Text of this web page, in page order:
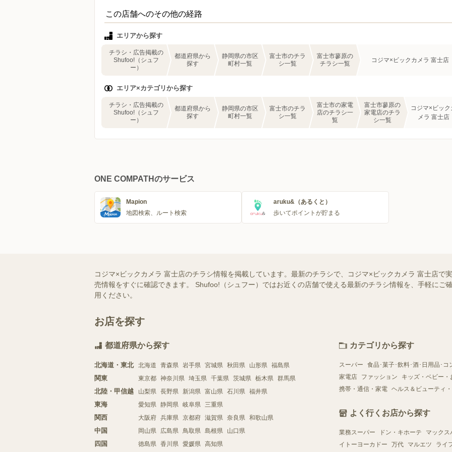
この店舗へのその他の経路
エリアから探す
チラシ・広告掲載の
Shufoo!（シュフ
ー）
都道府県から
探す
静岡県の市区
町村一覧
富士市のチラ
シ一覧
富士市蓼原の
チラシ一覧
コジマ×ビックカメラ 富士店
エリア×カテゴリから探す
チラシ・広告掲載の
Shufoo!（シュフ
ー）
都道府県から
探す
静岡県の市区
町村一覧
富士市のチラ
シ一覧
富士市の家電
店のチラシ一
覧
富士市蓼原の
家電店のチラ
シ一覧
コジマ×ビック
メラ 富士店
ONE COMPATHのサービス
Mapion
地図検索、ルート検索
aruku&（あるくと）
歩いてポイントが貯まる
コジマ×ビックカメラ 富士店のチラシ情報を掲載しています。最新のチラシで、コジマ×ビックカメラ 富士店で
売情報をすぐに確認できます。 Shufoo!（シュフー）ではお近くの店舗で使える最新のチラシ情報を、手軽にご
用ください。
お店を探す
都道府県から探す
北海道・東北 北海道 青森県 岩手県 宮城県 秋田県 山形県 福島県
関東 東京都 神奈川県 埼玉県 千葉県 茨城県 栃木県 群馬県
北陸・甲信越 山梨県 長野県 新潟県 富山県 石川県 福井県
東海 愛知県 静岡県 岐阜県 三重県
関西 大阪府 兵庫県 京都府 滋賀県 奈良県 和歌山県
中国 岡山県 広島県 鳥取県 島根県 山口県
四国 徳島県 香川県 愛媛県 高知県
カテゴリから探す
スーパー
食品･菓子･飲料･酒･日用品･コ
家電店
ファッション
キッズ・ベビー・
携帯・通信・家電 ヘルス＆ビューティ
よく行くお店から探す
業務スーパー ドン・キホーテ
マックス
イトーヨーカドー
万代 マルエツ ライ